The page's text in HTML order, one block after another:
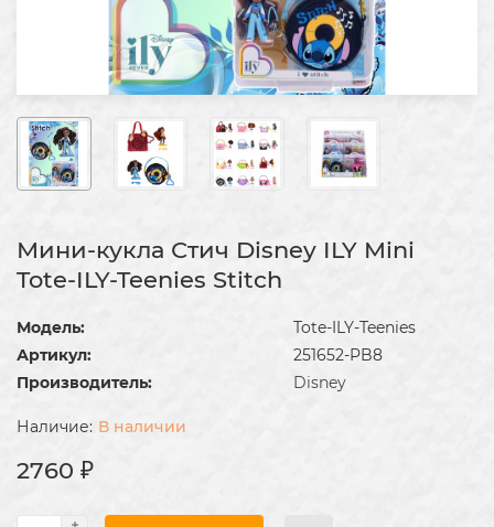
Мини-кукла Стич Disney ILY Mini
Tote-ILY-Teenies Stitch
Модель:
Tote-ILY-Teenies
Артикул:
251652-PB8
Производитель:
Disney
В наличии
2760 ₽